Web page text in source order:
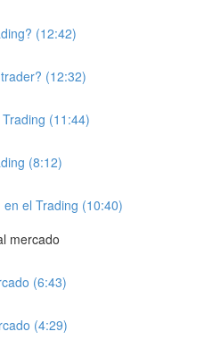
(12:42)
(12:32)
(11:44)
(8:12)
el Trading (10:40)
mercado
(6:43)
(4:29)